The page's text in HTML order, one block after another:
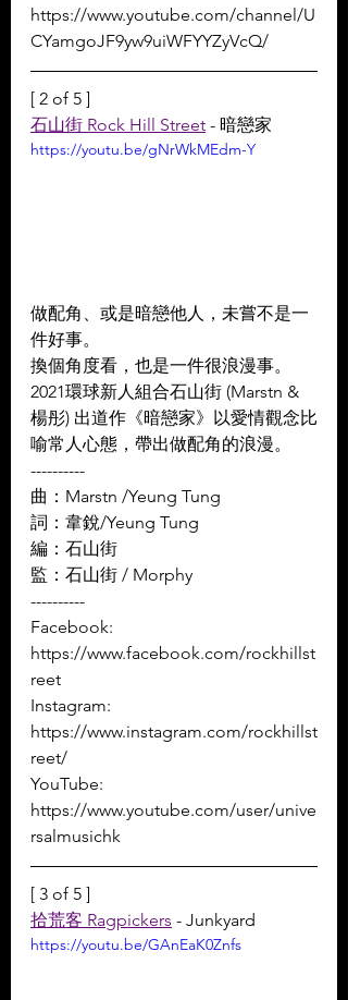
https://www.youtube.com/channel/U
CYamgoJF9yw9uiWFYYZyVcQ/
[ 2 of 5 ]
石山街 Rock Hill Street - 暗戀家
https://youtu.be/gNrWkMEdm-Y
做配角、或是暗戀他人，未嘗不是一
件好事。
換個角度看，也是一件很浪漫事。
2021環球新人組合石山街 (Marstn &
楊彤) 出道作《暗戀家》以愛情觀念比
喻常人心態，帶出做配角的浪漫。
----------
曲：Marstn /Yeung Tung
詞：韋銳/Yeung Tung
編：石山街
監：石山街 / Morphy
----------
Facebook:
https://www.facebook.com/rockhillst
reet
Instagram:
https://www.instagram.com/rockhillst
reet/
YouTube:
https://www.youtube.com/user/unive
rsalmusichk
[ 3 of 5 ]
拾荒客 Ragpickers - Junkyard
https://youtu.be/GAnEaK0Znfs